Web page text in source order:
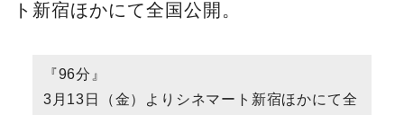
ト新宿ほかにて全国公開。
『96分』
3月13日（金）よりシネマート新宿ほかにて全